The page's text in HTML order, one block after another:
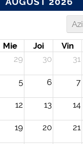
Azi
Mie Joi Vin
29 30 31
5 6 7
12 13 14
19 20 21